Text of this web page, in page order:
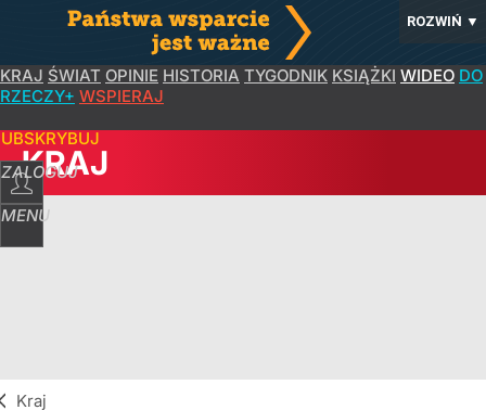
ROZWIŃ ▼
KRAJ ŚWIAT OPINIE HISTORIA TYGODNIK KSIĄŻKI WIDEO DO
RZECZY+ WSPIERAJ
ZALOGUJ
MENU
KRAJ
Kraj